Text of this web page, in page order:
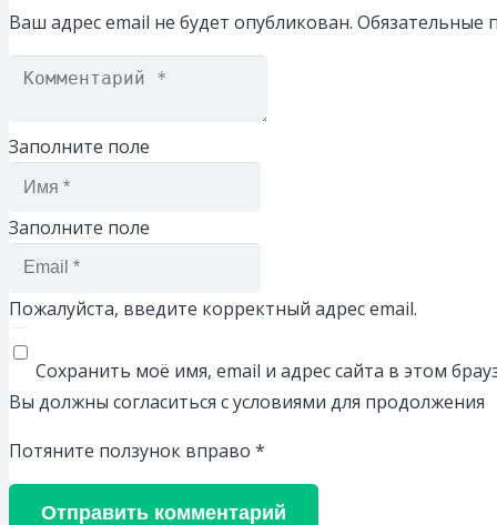
Ваш адрес email не будет опубликован. Обязательные
Заполните поле
Заполните поле
Пожалуйста, введите корректный адрес email.
Сохранить моё имя, email и адрес сайта в этом
Вы должны согласиться с условиями для продолжения
Потяните ползунок вправо *
Отправить комментарий